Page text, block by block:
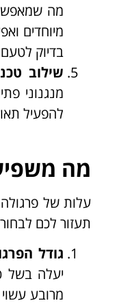
מה שמאפשר
מיוחדים
בדיוק
שילוב
מנגנוני
להפעיל
מה
עלות של
תעזור לכם
גודל
יעלה בשל
מרובע